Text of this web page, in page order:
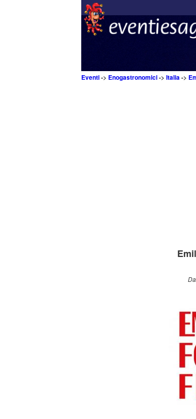
Eventi-> Enogastronomici-> Italia->